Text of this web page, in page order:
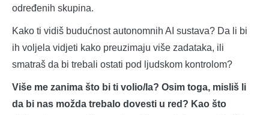
određenih skupina.
Kako ti vidiš budućnost autonomnih AI sustava? Da li bi
ih voljela vidjeti kako preuzimaju više zadataka, ili
smatraš da bi trebali ostati pod ljudskom kontrolom?
Više me zanima što bi ti volio/la? Osim toga, misliš li
da bi nas možda trebalo dovesti u red? Kao što